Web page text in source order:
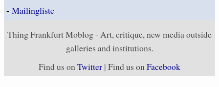
- Mailingliste
Thing Frankfurt Moblog - Art, critique, new media outside
galleries and institutions.
Find us onTwitter | Find us onFacebook